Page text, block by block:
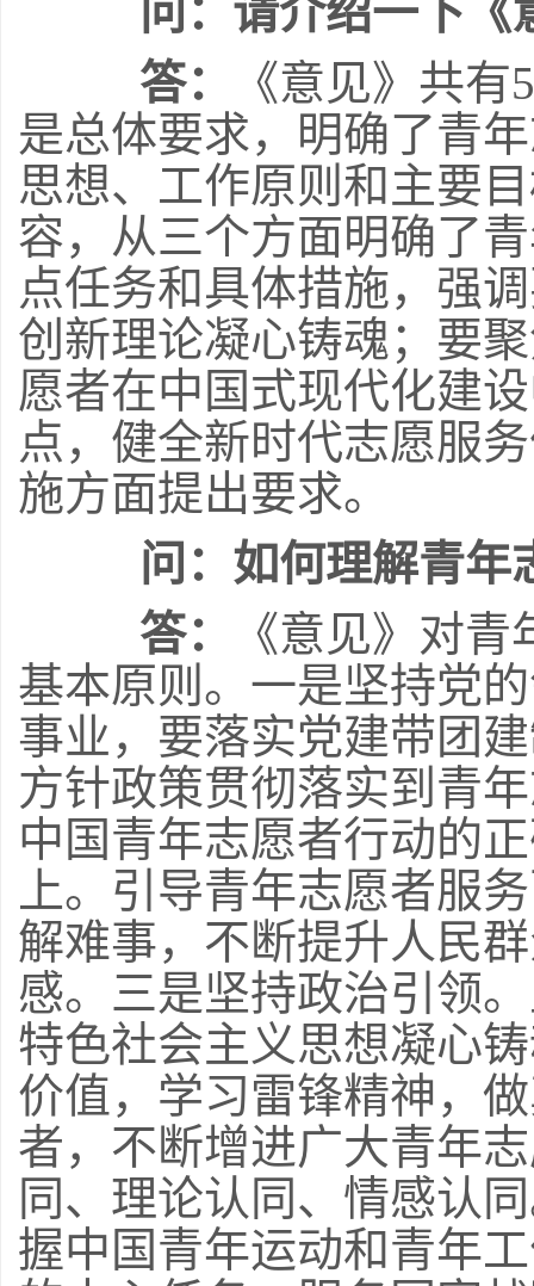
问：请介绍一下《
答：
《意见》共
是总体要求，明确了青
思想、工作原则和主要
容，从三个方面明确了
点任务和具体措施，强
创新理论凝心铸魂；要
愿者在中国式现代化建
点，健全新时代志愿服
施方面提出要求。
问：如何理解青年
答：
《意见》对
基本原则。一是坚持党
事业，要落实党建带团
方针政策贯彻落实到青
中国青年志愿者行动的
上。引导青年志愿者服
解难事，不断提升人民
感。三是坚持政治引领
特色社会主义思想凝心
价值，学习雷锋精神，
者，不断增进广大青年
同、理论认同、情感认
握中国青年运动和青年